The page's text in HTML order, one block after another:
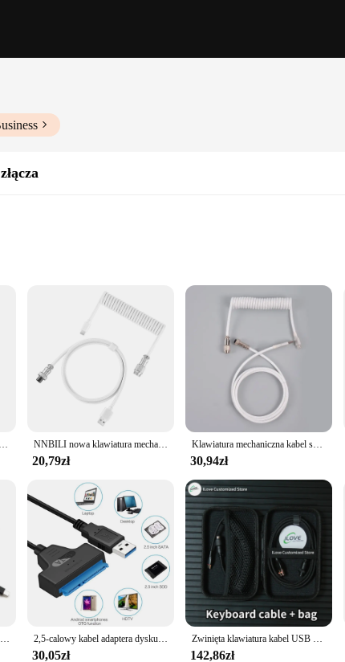
convenience and versatility. Its unique coil design ensures that the
this cable is designed to keep your devices charged and connected.
bulk.
USB is built to last. The robust construction withstands daily wear
conductivity, ensuring efficient charging and data transfer. The
needs. The multiple sets available ensure that you have enough cables
ideal addition to any product line, offering both functionality and style.
Klawiatura mechaniczna typu C kabel spiralny z przewodem klawiatura USB klawiatura mechaniczna Aviator komputer stacjonarny złącze lotnicze 3M NNBILI nowa klawiatura mechaniczna kabel spiralny USB C przewód klawiatury klawiatura mechaniczna Aviator komputer stacjonarny złącze lotnicze
20,79zł
Klawiatura mechaniczna kabel spiralny przewód typu C Port USB Aviator kabel zwijany do pulpitu gry komputerowe klawiatury akcesoria
30,94zł
Ręcznie robiony Paracord i USB-A z podwójnym rękawem dla zwierząt domowych, aby USB-C kabel spiralny typu C do mechanicznej klawiatury z lotnikiem gx16. 2,5-calowy kabel adaptera dysku twardego USB Easy Drive Dysk twardy Easy Drive Line SATA22 Pin String Oral Line
30,05zł
Zwinięta klawiatura kabel USB C do mechaniczna klawiatura do gier dwurękawowego drutu z odłączanym metalowym złączem lotnika do ładowania
142,86zł